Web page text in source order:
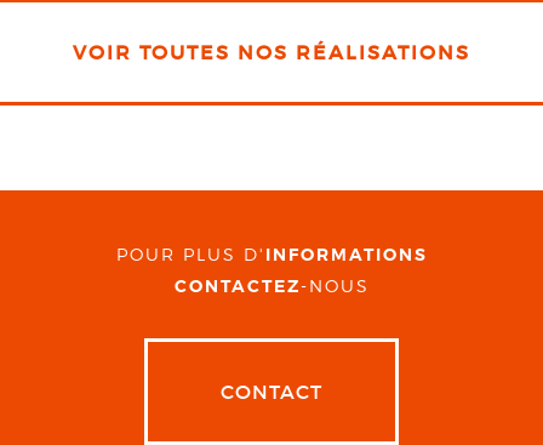
VOIR TOUTES NOS RÉALISATIONS
POUR PLUS D' INFORMATIONS
CONTACTEZ-NOUS
CONTACT